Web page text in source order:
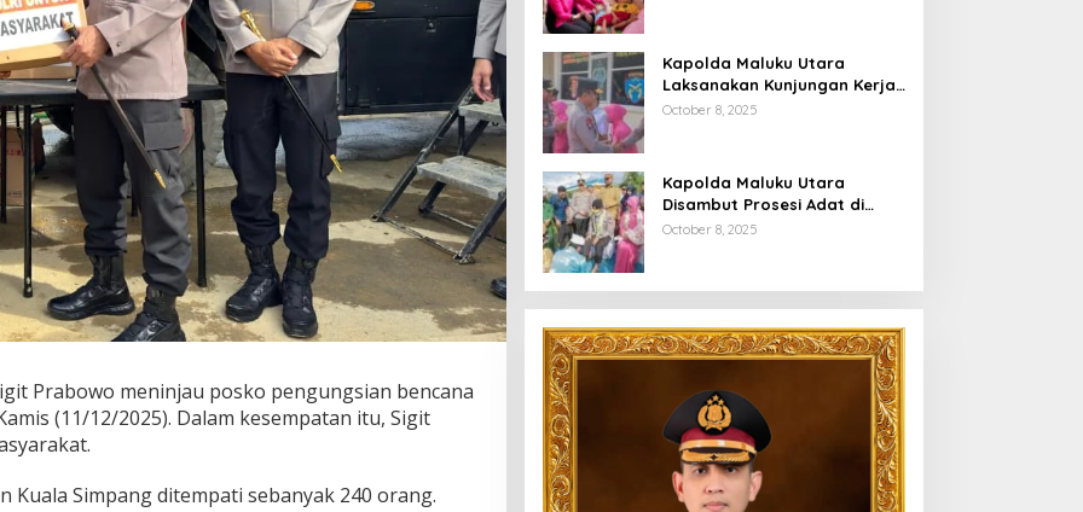
Prabowo meninjau posko pengungsian bencana
(11/12/2025). Dalam kesempatan itu, Sigit
Kuala Simpang ditempati sebanyak 240 orang.
Kapolda Maluku Utara
Laksanakan Kunjungan Kerja
Di Polres Halsel
October 8, 2025
Kapolda Maluku Utara
Disambut Prosesi Adat di
Bumi Saruma
October 8, 2025